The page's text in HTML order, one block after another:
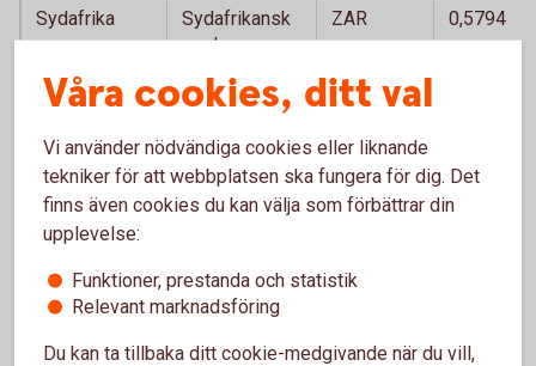
Sydafrika
Sydafrikansk
rand
ZAR 0,5794
Thailand Thailänsk bath THB
Tjeckien Tjeckisk krona CZK
Turkiet Turkisk lira TRY 0,1960
USA
Amerikansk
dollar
Våra cookies, ditt val
Vi använder nödvändiga cookies eller liknande
tekniker för att webbplatsen ska fungera för dig. Det
finns även cookies du kan välja som förbättrar din
upplevelse:
Funktioner, prestanda och statistik
Relevant marknadsföring
Du kan ta tillbaka ditt cookie-medgivande när du vill,